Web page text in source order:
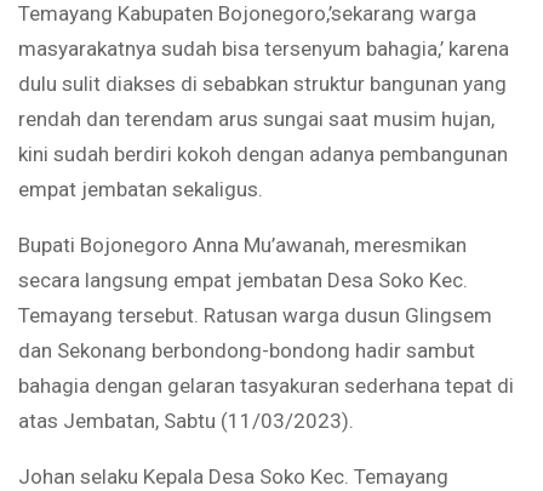
Temayang Kabupaten Bojonegoro,’sekarang warga
masyarakatnya sudah bisa tersenyum bahagia,’ karena
dulu sulit diakses di sebabkan struktur bangunan yang
rendah dan terendam arus sungai saat musim hujan,
kini sudah berdiri kokoh dengan adanya pembangunan
empat jembatan sekaligus.
Bupati Bojonegoro Anna Mu’awanah, meresmikan
secara langsung empat jembatan Desa Soko Kec.
Temayang tersebut. Ratusan warga dusun Glingsem
dan Sekonang berbondong-bondong hadir sambut
bahagia dengan gelaran tasyakuran sederhana tepat di
atas Jembatan, Sabtu (11/03/2023).
Johan selaku Kepala Desa Soko Kec. Temayang